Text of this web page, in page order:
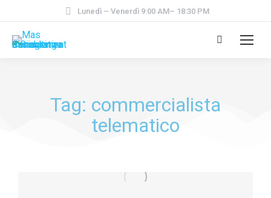
Lunedì – Venerdì 9:00 AM– 18:30 PM
Tag: commercialista
telematico